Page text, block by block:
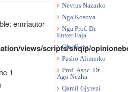
emriautor
views/scripts/shqip/
1
Nevrus Nazarko
Nga Kosova
Nga Prof. Dr.
Enver Faja
Olsi Baze
Pasho Alimerko
Prof. Asoc. Dr.
Ago Nezha
Qamil Gjyrezi